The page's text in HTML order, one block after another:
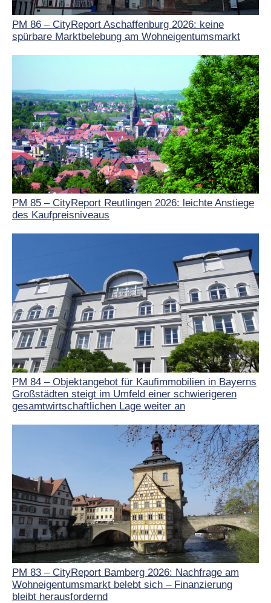
PM 86 – CityReport Aschaffenburg 2026: keine
spürbare Marktbelebung am Wohneigentumsmarkt
PM 85 – CityReport Reutlingen 2026: leichte Anstiege
des Kaufpreisniveaus
PM 84 – Objektangebot für Kaufimmobilien in Bayerns
Großstädten steigt im Umfeld einer schwierigeren
gesamtwirtschaftlichen Lage weiter an
PM 83 – CityReport Bamberg 2026: Nachfrage am
Wohneigentumsmarkt belebt sich – Finanzierung
bleibt herausfordernd